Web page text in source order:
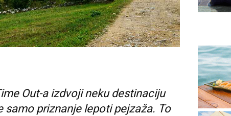
Out-a izdvoji neku destinaciju
samo priznanje lepoti pejzaža. To